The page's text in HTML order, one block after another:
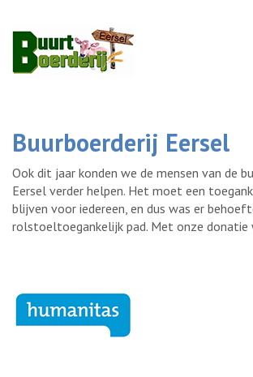
Buurboerderij Eersel
Ook dit jaar konden we de mensen van de
Eersel verder helpen. Het moet een
blijven voor iedereen, en dus was er
rolstoeltoegankelijk pad. Met onze